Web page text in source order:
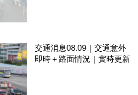
交通消息08.09｜交通意外
即時＋路面情況｜實時更新